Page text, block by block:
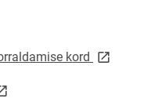
kord link
opens on new page